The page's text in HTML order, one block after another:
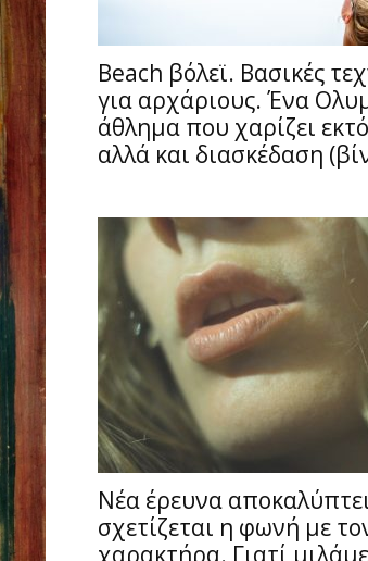
Beach βόλεϊ. Βασικές
για αρχάριους. Ένα
άθλημα που χαρίζει
αλλά και διασκέδαση
Νέα έρευνα
σχετίζεται η φωνή με
χαρακτήρα. Γιατί μιλάμε